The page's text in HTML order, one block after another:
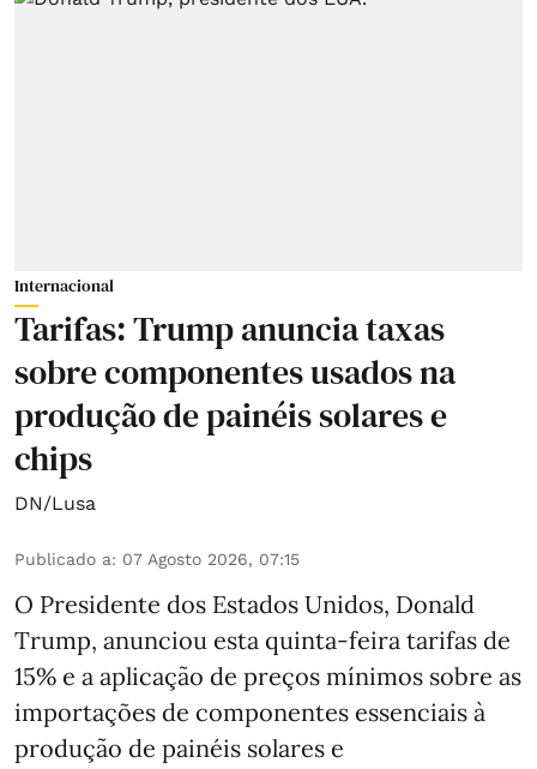
Internacional
Tarifas: Trump anuncia taxas
sobre componentes usados na
produção de painéis solares e
chips
DN/Lusa
Publicado a: 07 Agosto 2026, 07:15
O Presidente dos Estados Unidos, Donald
Trump, anunciou esta quinta-feira tarifas de
15% e a aplicação de preços mínimos sobre as
importações de componentes essenciais à
produção de painéis solares e